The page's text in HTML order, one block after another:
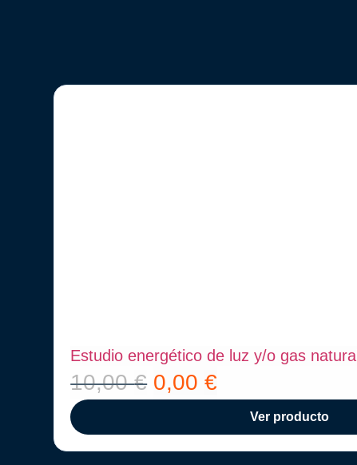
Estudio energético de luz y/o gas natural
10,00€ 0,00€
Ver producto